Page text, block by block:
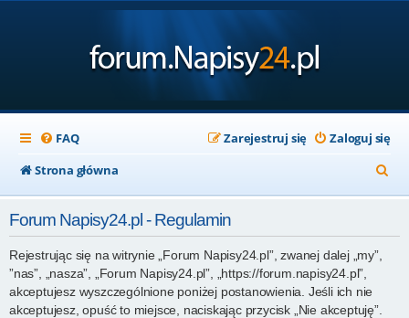
FAQ Zaloguj się
Zarejestruj się
Strona główna
z
Forum Napisy24.pl - Regulamin
Rejestrując się na witrynie „Forum Napisy24.pl”, zwanej dalej „my”,
”nas”, „nasza”, „Forum Napisy24.pl”, „https://forum.napisy24.pl”,
akceptujesz wyszczególnione poniżej postanowienia. Jeśli ich nie
akceptujesz, opuść to miejsce, naciskając przycisk „Nie akceptuję”.